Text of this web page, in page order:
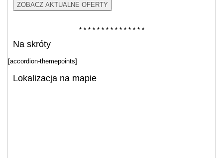
ZOBACZ AKTUALNE OFERTY
* * * * * * * * * * * * * * *
Na skróty
[accordion-themepoints]
Lokalizacja na mapie